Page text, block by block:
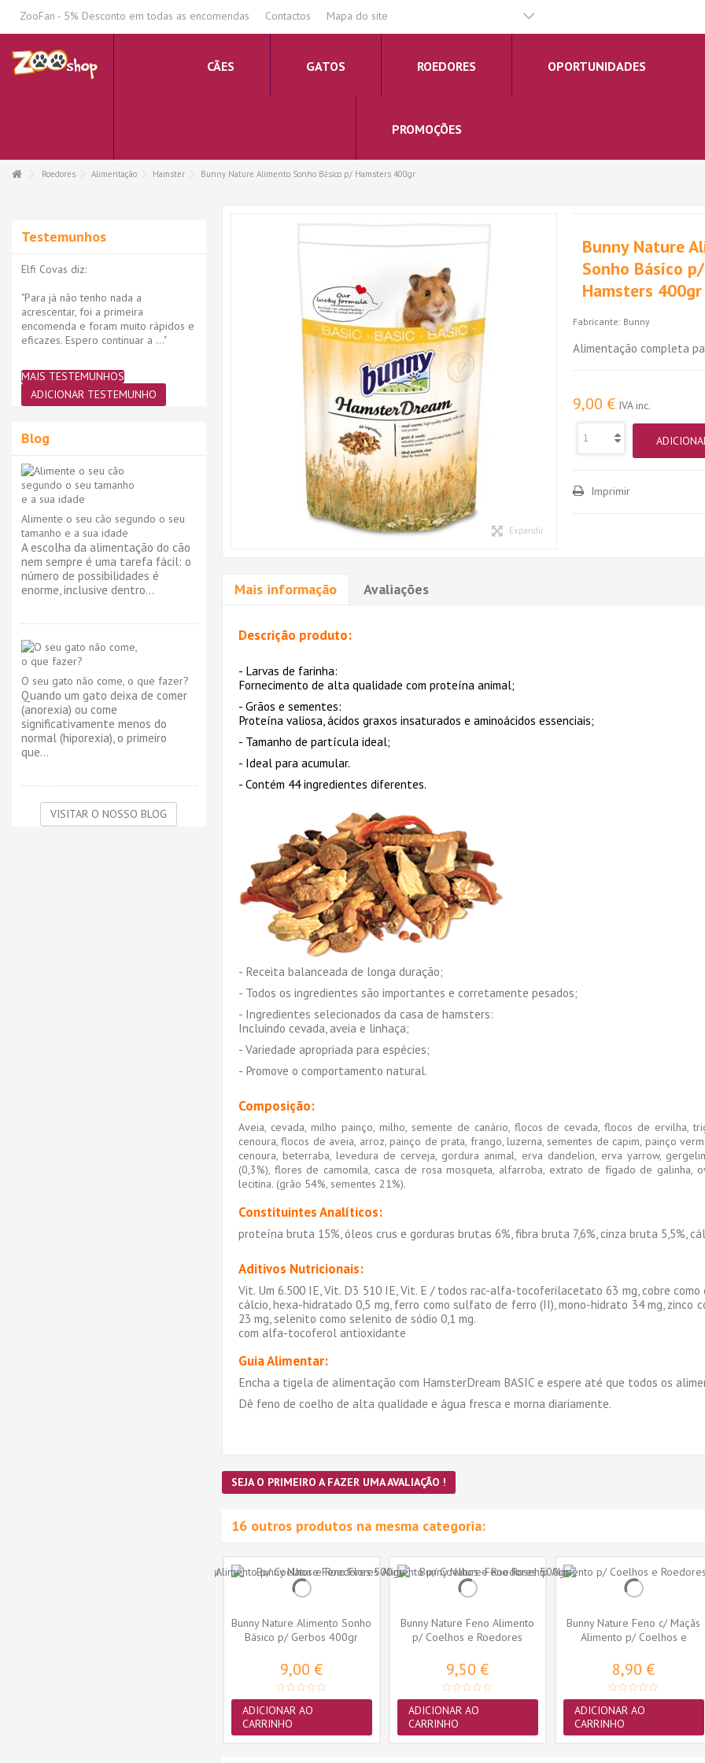
ZooFan - 5% Desconto em todas as encomendas Contactos Mapa do site
CÃES GATOS ROEDORES OPORTUNIDADES
PROMOÇÕES
Roedores Alimentação Hamster Bunny Nature Alimento Sonho Básico p/ Hamsters 400gr
Expandir
Bunny Nature
Sonho Básico p/
Hamsters 400gr
Fabricante: Bunny
Alimentação completa
9,00 € IVA inc.
Imprimir
Mais informação Avaliações
Descrição produto:
- Larvas de farinha:
Fornecimento de alta qualidade com proteína animal;
- Grãos e sementes:
Proteína valiosa, ácidos graxos insaturados e aminoácidos essenciais;
- Tamanho de partícula ideal;
- Ideal para acumular.
- Contém 44 ingredientes diferentes.
- Receita balanceada de longa duração;
- Todos os ingredientes são importantes e corretamente pesados;
- Ingredientes selecionados da casa de hamsters:
Incluindo cevada, aveia e linhaça;
- Variedade apropriada para espécies;
- Promove o comportamento natural.
Composição:
Aveia, cevada, milho painço, milho, semente de canário, flocos de cevada, flocos de
cenoura, flocos de aveia, arroz, painço de prata, frango, luzerna, sementes de capim, painço
cenoura, beterraba, levedura de cerveja, gordura animal, erva dandelion, erva yarrow,
(0,3%), flores de camomila, casca de rosa mosqueta, alfarroba, extrato de fígado de
lecitina. (grão 54%, sementes 21%).
Constituintes Analíticos:
proteína bruta 15%, óleos crus e gorduras brutas 6%, fibra bruta 7,6%, cinza bruta 5,5%,
Aditivos Nutricionais:
Vit. Um 6.500 IE, Vit. D3 510 IE, Vit. E / todos rac-alfa-tocoferilacetato 63 mg, cobre
cálcio, hexa-hidratado 0,5 mg, ferro como sulfato de ferro (II), mono-hidrato 34 mg, zinco
23 mg, selenito como selenito de sódio 0,1 mg.
com alfa-tocoferol antioxidante
Guia Alimentar:
Encha a tigela de alimentação com HamsterDream BASIC e espere até que todos os
Dê feno de coelho de alta qualidade e água fresca e morna diariamente.
SEJA O PRIMEIRO A FAZER UMA AVALIAÇÃO !
16 outros produtos na mesma categoria:
Bunny Nature Alimento Sonho
Básico p/ Gerbos 400gr
9,00 €
ADICIONAR AO
CARRINHO
Bunny Nature Feno Alimento
p/ Coelhos e Roedores
9,50 €
ADICIONAR AO
CARRINHO
Bunny Nature Feno c/ Maçãs
Alimento p/ Coelhos e
8,90 €
ADICIONAR AO
CARRINHO
Testemunhos
Elfi Covas diz:
"Para já não tenho nada a
acrescentar, foi a primeira
encomenda e foram muito rápidos e
eficazes. Espero continuar a ..."
MAIS TESTEMUNHOS
ADICIONAR TESTEMUNHO
Blog
Alimente o seu cão segundo o seu
tamanho e a sua idade
A escolha da alimentação do cão
nem sempre é uma tarefa fácil: o
número de possibilidades é
enorme, inclusive dentro...
O seu gato não come, o que fazer?
Quando um gato deixa de comer
(anorexia) ou come
significativamente menos do
normal (hiporexia), o primeiro
que...
VISITAR O NOSSO BLOG